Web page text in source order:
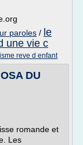
paroles / le
une vie c
reve d enfant
DU
romande et
Les